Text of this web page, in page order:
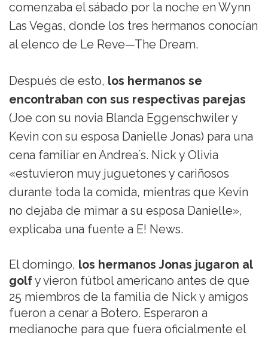
comenzaba el sábado por la noche en Wynn
Las Vegas, donde los tres hermanos conocían
al elenco de Le Reve—The Dream.
Después de esto, los hermanos se
encontraban con sus respectivas parejas
(Joe con su novia Blanda Eggenschwiler y
Kevin con su esposa Danielle Jonas) para una
cena familiar en Andrea´s. Nick y Olivia
«estuvieron muy juguetones y cariñosos
durante toda la comida, mientras que Kevin
no dejaba de mimar a su esposa Danielle»,
explicaba una fuente a E! News.
El domingo, los hermanos Jonas jugaron al
golfy vieron fútbol americano antes de que
25 miembros de la familia de Nick y amigos
fueron a cenar a Botero. Esperaron a
medianoche para que fuera oficialmente el